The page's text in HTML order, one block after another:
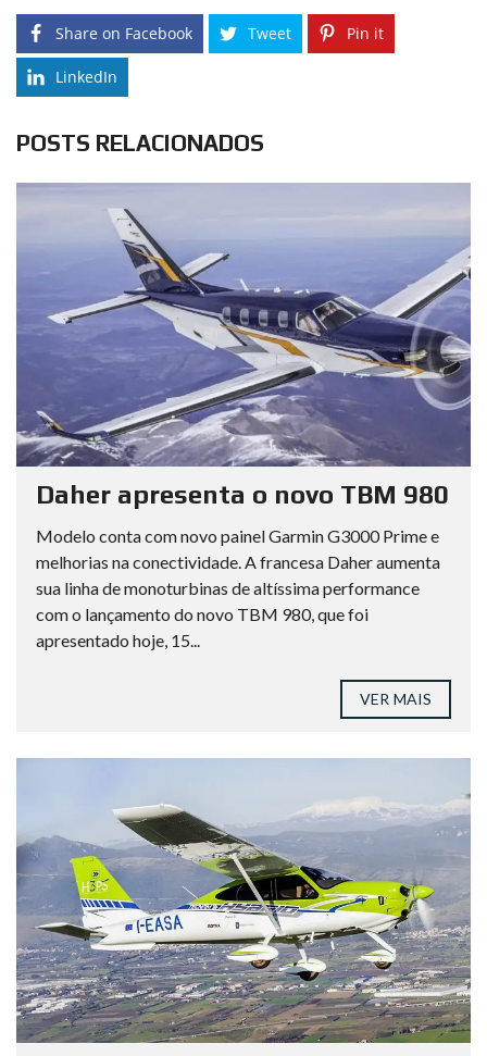
Share on Facebook Tweet Pin it
LinkedIn
POSTS RELACIONADOS
Daher apresenta o novo TBM 980
Modelo conta com novo painel Garmin G3000 Prime e
melhorias na conectividade. A francesa Daher aumenta
sua linha de monoturbinas de altíssima performance
com o lançamento do novo TBM 980, que foi
apresentado hoje, 15...
VER MAIS